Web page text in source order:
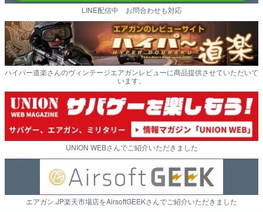
LINE配信中 お問合わせも対応
ハイパー道楽さんのヴィンテージエアガンレビューに商品提供させていただいて
います。
UNION WEBさんでご紹介いただきました
エアガン.JP楽天市場店をAirsoftGEEKさんでご紹介いただきました